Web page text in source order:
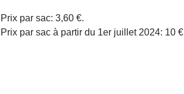
Prix par sac: 3,60 €.
Prix par sac à partir du 1er juillet 2024: 10 €